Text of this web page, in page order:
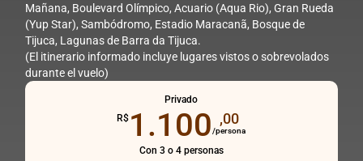
Mañana, Boulevard Olímpico, Acuario (Aqua Rio), Gran Rueda
(Yup Star), Sambódromo, Estadio Maracanã, Bosque de
Tijuca, Lagunas de Barra da Tijuca.
(El itinerario informado incluye lugares vistos o sobrevolados
durante el vuelo)
Privado
R$ 1.100 ,00
/persona
Con 3 o 4 personas